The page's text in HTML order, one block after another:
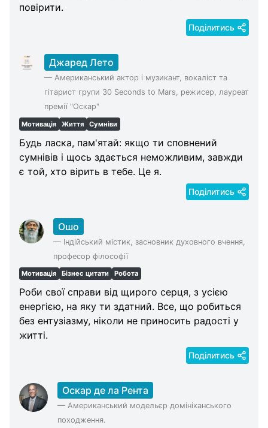
повірити.
Поділитись
Джаред Лето
— Американський актор і музикант, вокаліст та
гітарист групи 30 Seconds to Mars, режисер, лауреат
премії "Оскар"
Мотивація Життя Сумніви
Будь ласка, пам'ятай: якщо ти сповнений
сумнівів і щось здається неможливим, завжди
є той, хто вірить в тебе. Це я.
Поділитись
Ошо
— Індійський містик, засновник духовного вчення,
професор філософії
Мотивація Бізнес цитати Робота
Роби свої справи від щирого серця, з усією
енергією, на яку ти здатний. Все, що робиться
без ентузіазму, ніколи не приносить радості у
житті.
Поділитись
Оскар де ла Рента
— Американський модельєр домініканського
походження.